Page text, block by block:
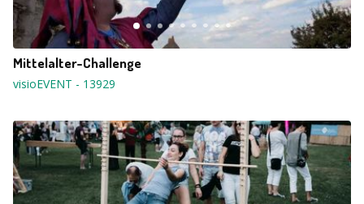
Mittelalter-Challenge
visioEVENT - 13929